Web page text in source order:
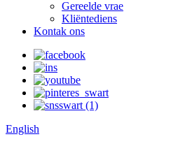
Gereelde vrae
Kliëntediens
Kontak ons
English